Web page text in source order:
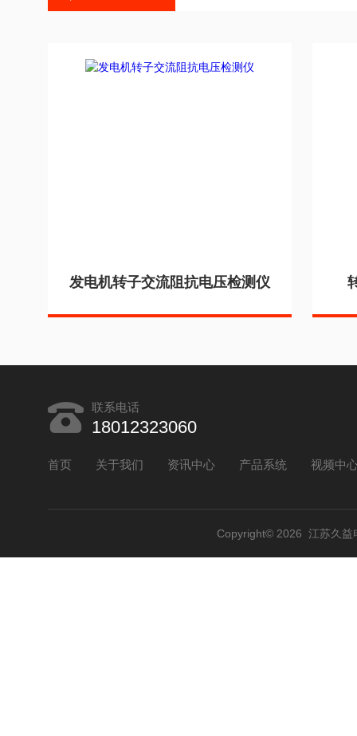
发电机转子交流阻抗电压检测仪
联系电话
18012323060
首页 关于我们 资讯中心 产品系统 视频中
Copyright© 2026 江苏久